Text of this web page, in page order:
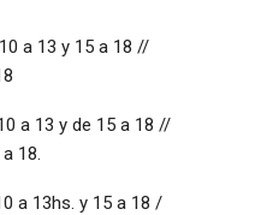
a 13 y 15 a 18 //
a 13 y de 15 a 18 //
18.
a 13hs. y 15 a 18 /